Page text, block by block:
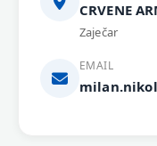
CRVENE
Zaječar
EMAIL